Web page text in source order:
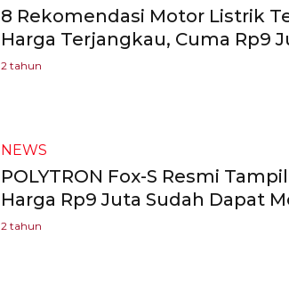
8 Rekomendasi Motor Listrik
Harga Terjangkau, Cuma Rp9
2 tahun
NEWS
POLYTRON Fox-S Resmi
Harga Rp9 Juta Sudah Dapat
2 tahun